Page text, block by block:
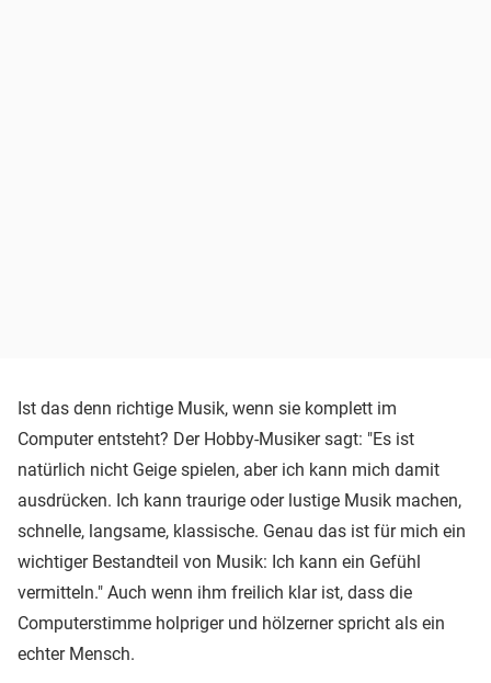
Ist das denn richtige Musik, wenn sie komplett im
Computer entsteht? Der Hobby-Musiker sagt: "Es ist
natürlich nicht Geige spielen, aber ich kann mich damit
ausdrücken. Ich kann traurige oder lustige Musik machen,
schnelle, langsame, klassische. Genau das ist für mich ein
wichtiger Bestandteil von Musik: Ich kann ein Gefühl
vermitteln." Auch wenn ihm freilich klar ist, dass die
Computerstimme holpriger und hölzerner spricht als ein
echter Mensch.